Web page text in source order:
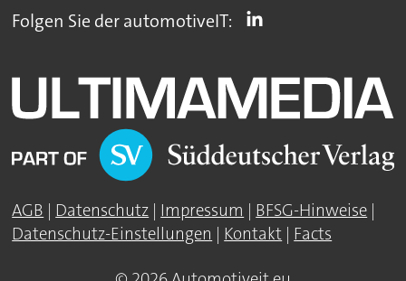
Folgen Sie der automotiveIT:
AGB | Datenschutz | Impressum | BFSG-Hinweise |
Datenschutz-Einstellungen | Kontakt | Facts